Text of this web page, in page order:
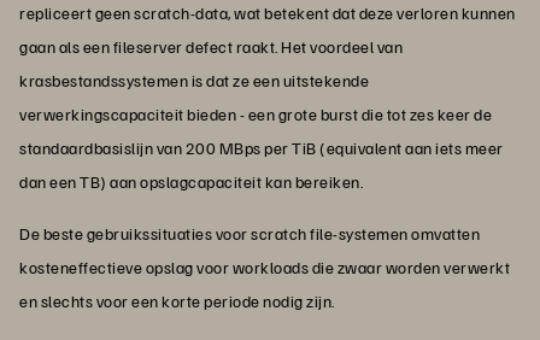
repliceert geen scratch-data, wat betekent dat deze verloren kunnen
gaan als een fileserver defect raakt. Het voordeel van
krasbestandssystemen is dat ze een uitstekende
verwerkingscapaciteit bieden - een grote burst die tot zes keer de
standaardbasislijn van 200 MBps per TiB (equivalent aan iets meer
dan een TB) aan opslagcapaciteit kan bereiken.
De beste gebruikssituaties voor scratch file-systemen omvatten
kosteneffectieve opslag voor workloads die zwaar worden verwerkt
en slechts voor een korte periode nodig zijn.